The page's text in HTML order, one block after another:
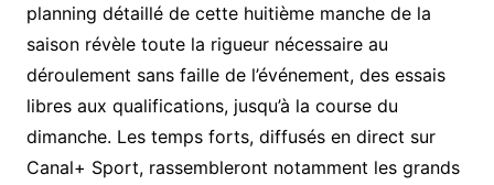
planning détaillé de cette huitième manche de la
saison révèle toute la rigueur nécessaire au
déroulement sans faille de l’événement, des essais
libres aux qualifications, jusqu’à la course du
dimanche. Les temps forts, diffusés en direct sur
Canal+ Sport, rassembleront notamment les grands